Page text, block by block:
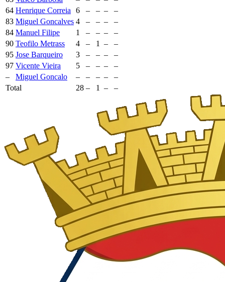
64 Henrique Correia 6 – – –
–
83 Miguel Goncalves 4 – – –
–
84 Manuel Filipe 1 – – –
–
90 Teofilo Metrass 4 – 1 –
–
95 Jose Barqueiro 3 – – –
–
97 Vicente Vieira 5 – – –
–
–
Miguel Goncalo – – – –
–
Total
28 – 1 – –